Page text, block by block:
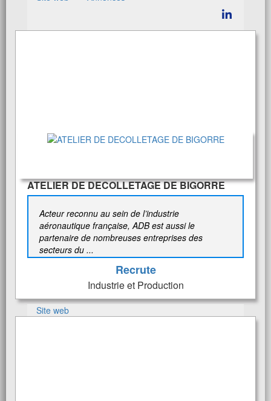
ATELIER DE DECOLLETAGE DE BIGORRE
Acteur reconnu au sein de l’industrie
aéronautique française, ADB est aussi le
partenaire de nombreuses entreprises des
secteurs du ...
Recrute
Industrie et Production
Site web